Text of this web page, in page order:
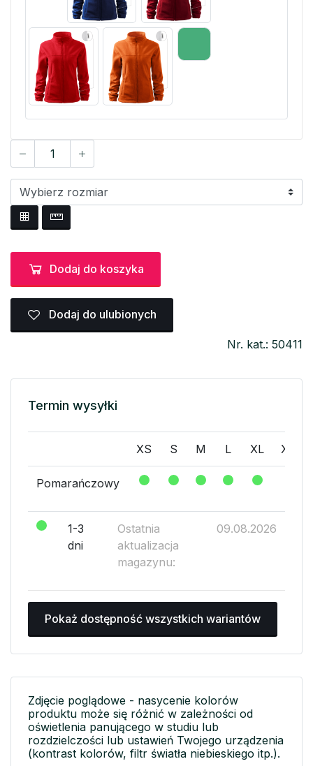
Dodaj do koszyka
Dodaj do ulubionych
Nr. kat.: 50411
Termin wysyłki
XS S M L XL XXL
Pomarańczowy
1-3
dni
Ostatnia
aktualizacja
magazynu:
09.08.2026
Pokaż dostępność wszystkich wariantów
Zdjęcie poglądowe - nasycenie kolorów
produktu może się różnić w zależności od
oświetlenia panującego w studiu lub
rozdzielczości lub ustawień Twojego urządzenia
(kontrast kolorów, filtr światła niebieskiego itp.).